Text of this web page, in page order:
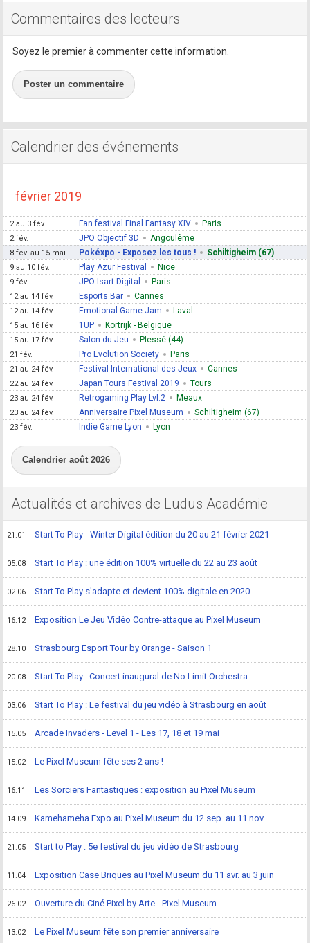
Commentaires des lecteurs
Soyez le premier à commenter cette information.
Poster un commentaire
Calendrier des événements
février 2019
2 au 3 fév. Fan festival Final Fantasy XIV Paris
2 fév. JPO Objectif 3D Angoulême
8 fév. au 15 mai Pokéxpo - Exposez les tous ! Schiltigheim (67)
9 au 10 fév. Play Azur Festival Nice
9 fév. JPO Isart Digital Paris
12 au 14 fév. Esports Bar Cannes
12 au 14 fév. Emotional Game Jam Laval
15 au 16 fév. 1UP Kortrijk - Belgique
15 au 17 fév. Salon du Jeu Plessé (44)
21 fév. Pro Evolution Society Paris
21 au 24 fév. Festival International des Jeux Cannes
22 au 24 fév. Japan Tours Festival 2019 Tours
23 au 24 fév. Retrogaming Play Lvl.2 Meaux
23 au 24 fév. Anniversaire Pixel Museum Schiltigheim (67)
23 fév. Indie Game Lyon Lyon
Calendrier août 2026
Actualités et archives de Ludus Académie
21.01 Start To Play - Winter Digital édition du 20 au 21 février 2021
05.08 Start To Play : une édition 100% virtuelle du 22 au 23 août
02.06 Start To Play s'adapte et devient 100% digitale en 2020
16.12 Exposition Le Jeu Vidéo Contre-attaque au Pixel Museum
28.10 Strasbourg Esport Tour by Orange - Saison 1
20.08 Start To Play : Concert inaugural de No Limit Orchestra
03.06 Start To Play : Le festival du jeu vidéo à Strasbourg en août
15.05 Arcade Invaders - Level 1 - Les 17, 18 et 19 mai
15.02 Le Pixel Museum fête ses 2 ans !
16.11 Les Sorciers Fantastiques : exposition au Pixel Museum
14.09 Kamehameha Expo au Pixel Museum du 12 sep. au 11 nov.
21.05 Start to Play : 5e festival du jeu vidéo de Strasbourg
11.04 Exposition Case Briques au Pixel Museum du 11 avr. au 3 juin
26.02 Ouverture du Ciné Pixel by Arte - Pixel Museum
13.02 Le Pixel Museum fête son premier anniversaire